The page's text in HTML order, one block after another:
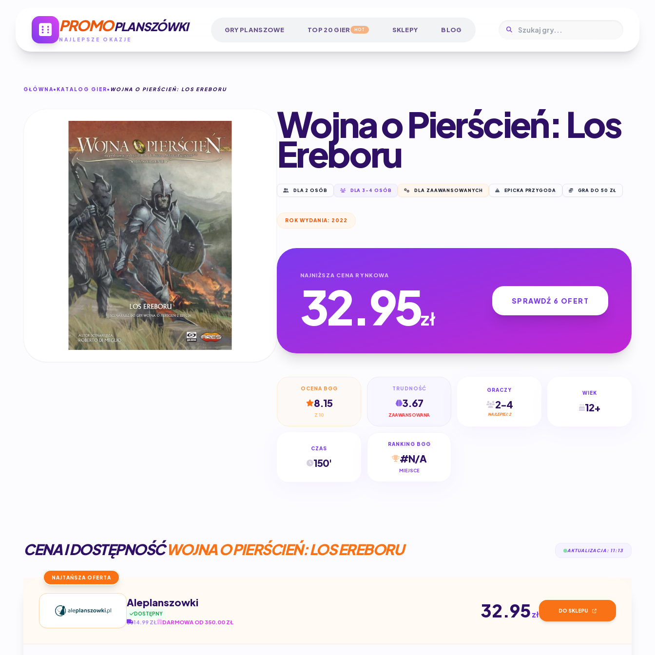
PROMOPLANSZÓWKI
NAJLEPSZE OKAZJE
GRY PLANSZOWE TOP 20 GIER HOT SKLEPY BLOG
GŁÓWNA KATALOG GIER WOJNA O PIERŚCIEŃ: LOS EREBORU
Wojna o Pierścień: Los
Ereboru
DLA 2 OSÓB DLA 3-4 OSÓB DLA ZAAWANSOWANYCH EPICKA PRZYGODA GRA DO 50 ZŁ
ROK WYDANIA: 2022
NAJNIŻSZA CENA RYNKOWA
32.95zł
SPRAWDŹ 6 OFERT
OCENA BGG
8.15
Z 10
TRUDNOŚĆ
3.67
ZAAWANSOWANA
GRACZY
2-4
NAJLEPIEJ: 2
WIEK
12+
CZAS
150'
RANKING BGG
#N/A
MIEJSCE
CENA I DOSTĘPNOŚĆWOJNA O PIERŚCIEŃ: LOS EREBORU AKTUALIZACJA: 11:13
NAJTAŃSZA OFERTA
Aleplanszowki
DOSTĘPNY
14.99 ZŁ DARMOWA OD 350.00 ZŁ
32.95zł DO SKLEPU